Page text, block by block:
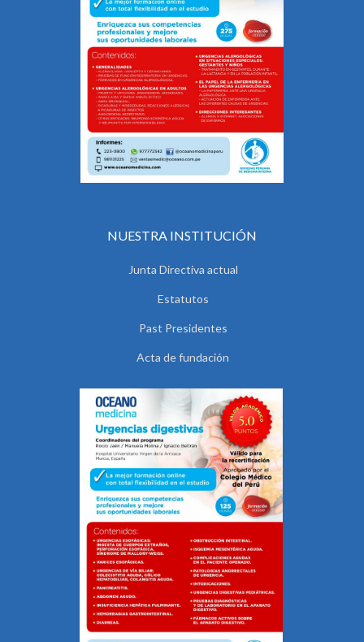
NUESTRA INSTITUCIÓN
Junta Directiva actual
Estatutos
Past Presidentes
Acta de fundación